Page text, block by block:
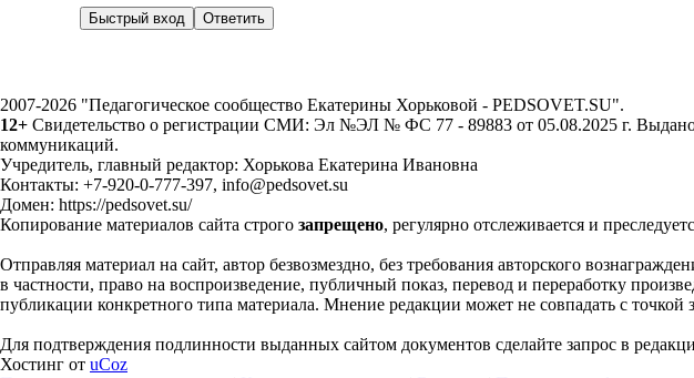
2007-2026 "Педагогическое сообщество Екатерины Хорьковой - PEDSOVET.SU".
12+ Свидетельство о регистрации СМИ: Эл №ЭЛ № ФС 77 - 89883 от 05.08.2025 г.
коммуникаций.
Учредитель, главный редактор: Хорькова Екатерина Ивановна
Контакты: +7-920-0-777-397, info@pedsovet.su
Домен: https://pedsovet.su/
Копирование материалов сайта строго запрещено, регулярно отслеживается и
Отправляя материал на сайт, автор безвозмездно, без требования авторского
в частности, право на воспроизведение, публичный показ, перевод и переработку
публикации конкретного типа материала. Мнение редакции может не совпадать с точкой
Для подтверждения подлинности выданных сайтом документов сделайте запрос в
Хостинг от uCoz